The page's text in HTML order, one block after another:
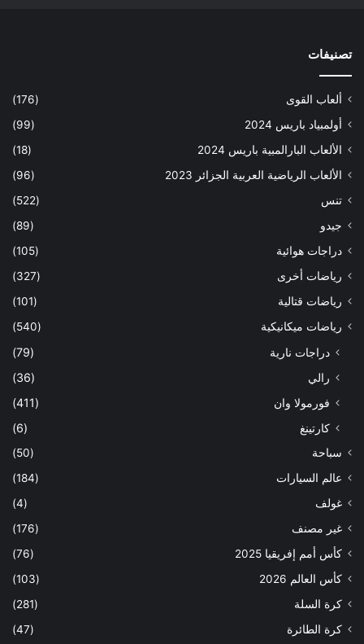
تصنيفات
ألعاب القوى
(176)
أولمبياد باريس 2024
(99)
الألعاب البارالمبية باريس 2024
(18)
الألعاب الرياضية العربية الجزائر 2023
(96)
تنس
(522)
جيدو
(89)
دراجات هوائية
(105)
رياضات أخرى
(327)
رياضات قتالية
(101)
رياضات ميكانيكية
(540)
دراجات نارية
(79)
رالي
(36)
فورمولا وان
(411)
كارتينغ
(6)
سباحة
(50)
عالم السيارات
(184)
غولف
(4)
غير مصنف
(176)
كأس أمم إفريقيا 2025
(76)
كأس العالم 2026
(103)
كرة السلة
(281)
كرة الطائرة
(47)